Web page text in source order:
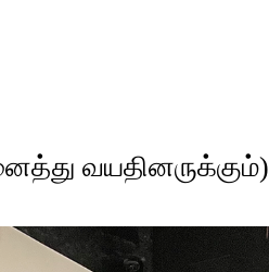
வயதினருக்கும்)